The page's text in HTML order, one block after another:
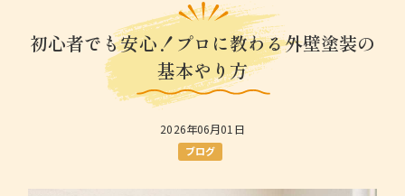
初心者でも安心！プロに教わる外壁塗装の
基本やり方
2026年06月01日
ブログ